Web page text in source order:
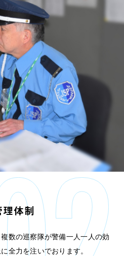
体制
数の巡察隊が警備一人一人の効
全力を注いでおります。